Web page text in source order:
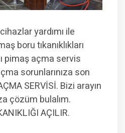
yardımı ile
boru tıkanıklıkları
pimaş açma servis
sorunlarınıza son
SERVİSİ. Bizi arayın
çözüm bulalım.
AÇILIR.